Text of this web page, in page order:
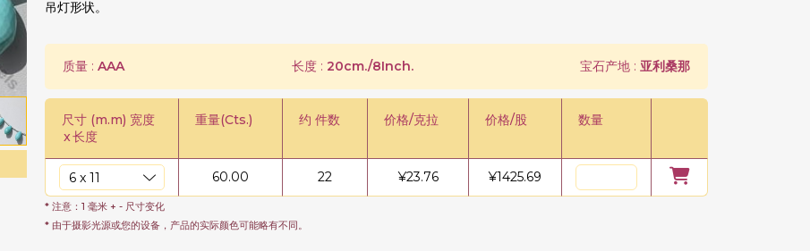
吊灯形状。
质量 : AAA 长度 : 20cm./8Inch. 宝石产地 : 亚利桑那
尺寸 (m.m) 宽度
x长度
重量(Cts.) 约 件数 价格/克拉 价格/股 数量
60.00 22 ¥23.76 ¥1425.69
* 注意：1 毫米 + - 尺寸变化
* 由于摄影光源或您的设备，产品的实际颜色可能略有不同。